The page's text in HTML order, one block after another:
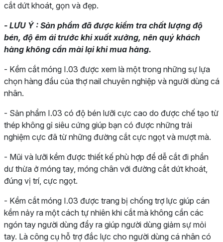
cắt dứt khoát, gọn và đẹp.
- LƯU Ý : Sản phẩm đã được kiểm tra chất lượng độ
bén, độ êm ái trước khi xuất xưởng, nên quý khách
hàng không cần mài lại khi mua hàng.
- Kềm cắt móng I.03 được xem là một trong những sự lựa
chọn hàng đầu của thợ nail chuyên nghiệp và người dùng cá
nhân.
- Sản phẩm I.03 có độ bén lưỡi cực cao do được chế tạo từ
thép không gỉ siêu cứng giúp bạn có được những trải
nghiệm cực đã từ những đường cắt cực ngọt và mượt mà.
- Mũi và lưỡi kềm được thiết kế phù hợp để dễ cắt đi phần
dư thừa ở móng tay, móng chân với đường cắt dứt khoát,
đúng vị trí, cực ngọt.
- Kềm cắt móng I.03 được trang bị chống trợ lực giúp cán
kềm nảy ra một cách tự nhiên khi cắt mà không cần các
ngón tay người dùng đẩy ra giúp người dùng giảm sự mỏi
tay. Là công cụ hỗ trợ đắc lực cho người dùng cá nhân có